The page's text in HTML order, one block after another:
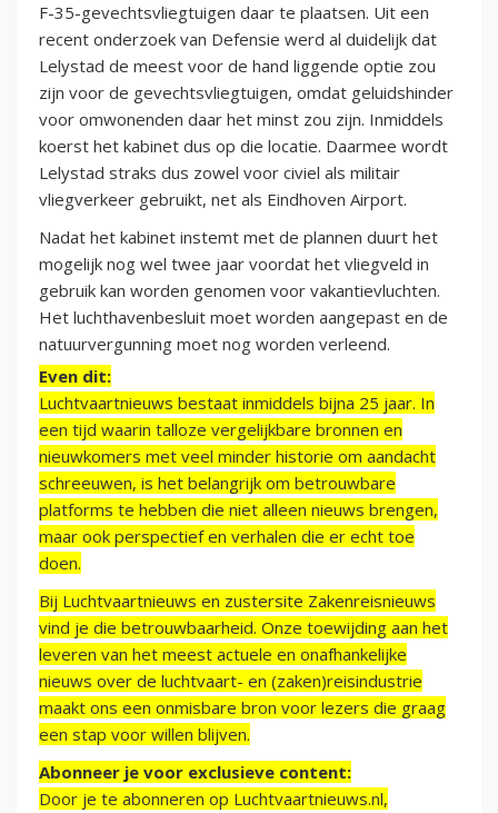
F-35-gevechtsvliegtuigen daar te plaatsen. Uit een
recent onderzoek van Defensie werd al duidelijk dat
Lelystad de meest voor de hand liggende optie zou
zijn voor de gevechtsvliegtuigen, omdat geluidshinder
voor omwonenden daar het minst zou zijn. Inmiddels
koerst het kabinet dus op die locatie. Daarmee wordt
Lelystad straks dus zowel voor civiel als militair
vliegverkeer gebruikt, net als Eindhoven Airport.
Nadat het kabinet instemt met de plannen duurt het
mogelijk nog wel twee jaar voordat het vliegveld in
gebruik kan worden genomen voor vakantievluchten.
Het luchthavenbesluit moet worden aangepast en de
natuurvergunning moet nog worden verleend.
Even dit:
Luchtvaartnieuws bestaat inmiddels bijna 25 jaar. In
een tijd waarin talloze vergelijkbare bronnen en
nieuwkomers met veel minder historie om aandacht
schreeuwen, is het belangrijk om betrouwbare
platforms te hebben die niet alleen nieuws brengen,
maar ook perspectief en verhalen die er echt toe
doen.
Bij Luchtvaartnieuws en zustersite Zakenreisnieuws
vind je die betrouwbaarheid. Onze toewijding aan het
leveren van het meest actuele en onafhankelijke
nieuws over de luchtvaart- en (zaken)reisindustrie
maakt ons een onmisbare bron voor lezers die graag
een stap voor willen blijven.
Abonneer je voor exclusieve content:
Door je te abonneren op Luchtvaartnieuws.nl,